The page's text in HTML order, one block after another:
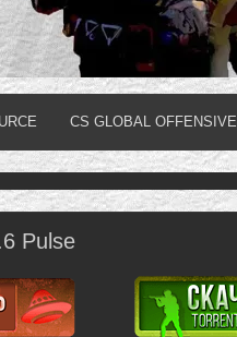
CS GLOBAL OFFENSIVE
Pulse